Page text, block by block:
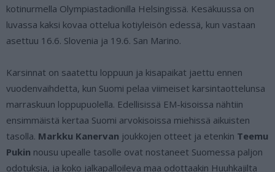
kotinurmella Olympiastadionilla Helsingissä. Kesäkuussa on
luvassa kaksi kovaa ottelua kotiyleisön edessä, kun vastaan
asettuu 16.6. Slovenia ja 19.6. San Marino.
Karsinnat on saatettu loppuun ja kisapaikat jaettu ennen
vuodenvaihdetta, kun Suomi pelaa viimeiset karsintaottelunsa
marraskuun loppupuolella. Edellisissä EM-kisoissa nähtiin
ensimmäistä kertaa Suomi arvokisoissa miehissä aikuisten
tasolla. Markku Kanervan joukkojen otteet ja etenkin Teemu
Pukin nousu upealle tasolle ovat nostaneet Suomessa paljon
odotuksia, ja koko jalkapalloileva maa odottaakin Huuhkajilta